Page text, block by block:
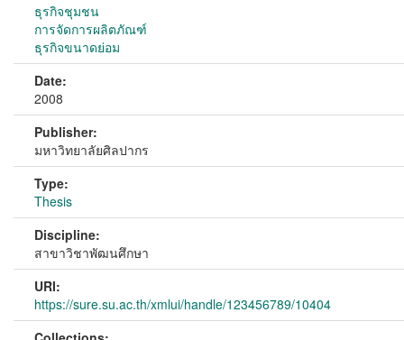
ธุรกิจชุมชน
การจัดการผลิตภัณฑ์
ธุรกิจขนาดย่อม
Date:
2008
Publisher:
มหาวิทยาลัยศิลปากร
Type:
Thesis
Discipline:
สาขาวิชาพัฒนศึกษา
URI:
https://sure.su.ac.th/xmlui/handle/123456789/10404